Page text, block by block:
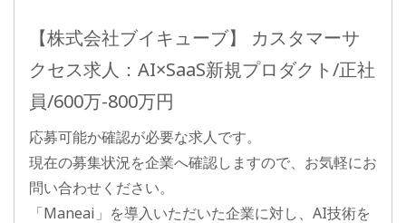
【株式会社ブイキューブ】 カスタマーサ
クセス求人：AI×SaaS新規プロダクト/正社
員/600万-800万円
応募可能か確認が必要な求人です。
現在の募集状況を企業へ確認しますので、お気軽にお
問い合わせください。
「Maneai」を導入いただいた企業に対し、AI技術を